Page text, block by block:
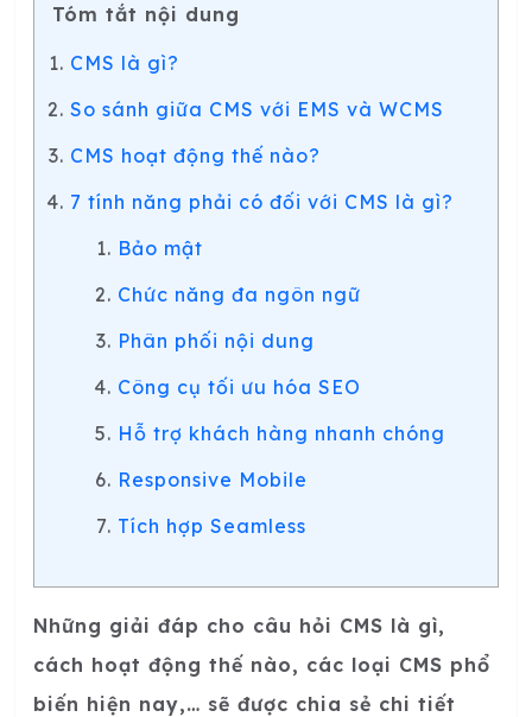
Tóm tắt nội dung
CMS là gì?
So sánh giữa CMS với EMS và WCMS
CMS hoạt động thế nào?
7 tính năng phải có đối với CMS là gì?
Bảo mật
Chức năng đa ngôn ngữ
Phân phối nội dung
Công cụ tối ưu hóa SEO
Hỗ trợ khách hàng nhanh chóng
Responsive Mobile
Tích hợp Seamless
Những giải đáp cho câu hỏi CMS là gì,
cách hoạt động thế nào, các loại CMS phổ
biến hiện nay,… sẽ được chia sẻ chi tiết